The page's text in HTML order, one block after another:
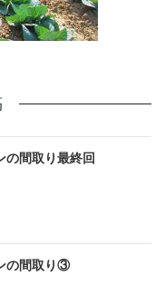
の間取り最終回
の間取り③